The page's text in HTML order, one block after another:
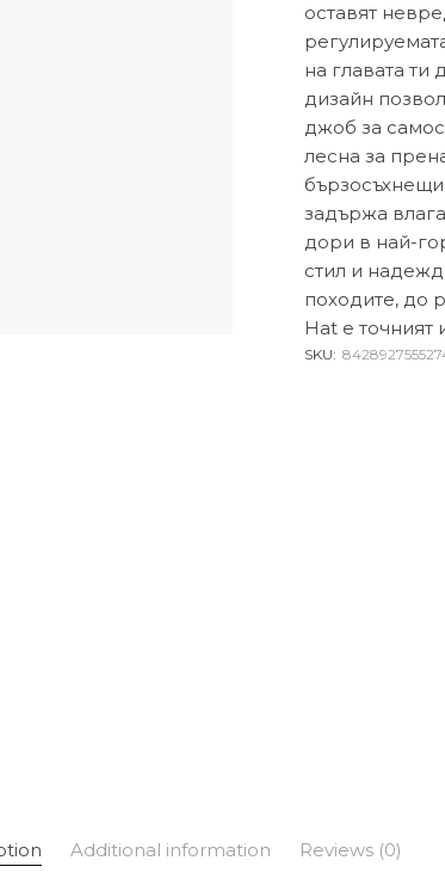
оставят
на главата ти
дизайн
джоб за
лесна за
задържа
дори в най-
стил и
походите, до
Hat е точният
SKU:
Additional information Reviews (0)